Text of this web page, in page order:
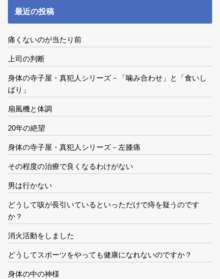
最近の投稿
痛くないのが当たり前
上司の判断
身体の寺子屋・真犯人シリーズ－「噛み合わせ」と「食いし
ばり」
扇風機と体調
20年の絶望
身体の寺子屋・真犯人シリーズ－左膝痛
その程度の治療で良くなるわけがない
男は行かない
どうして咳が長引いているといっただけで痔を疑うのです
か？
消火活動をしました
どうしてスポーツをやっても健康になれないのですか？
身体の中の神様